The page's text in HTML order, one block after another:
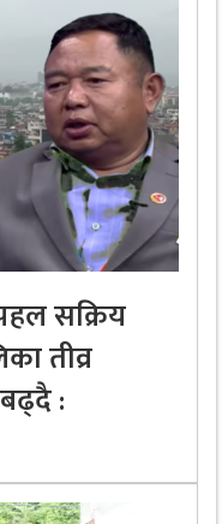
सक्रिय
तीव्र
: